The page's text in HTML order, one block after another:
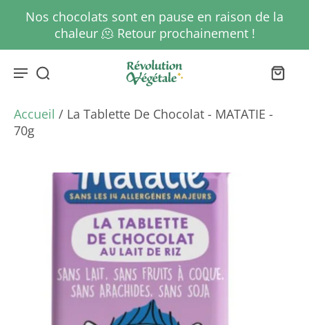
Nos chocolats sont en pause en raison de la
chaleur 🫠 Retour prochainement !
Accueil / La Tablette De Chocolat - MATATIE -
70g